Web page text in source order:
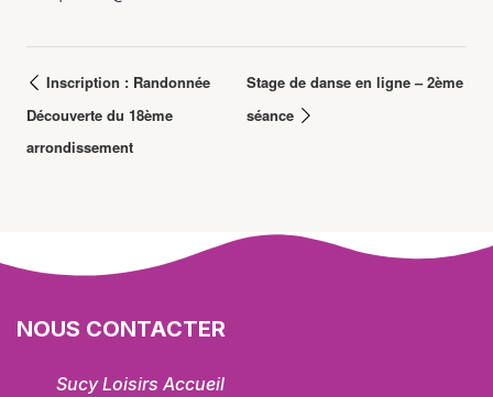
Inscription : Randonnée
Découverte du 18ème
arrondissement
Stage de danse en ligne – 2ème
séance
NOUS CONTACTER
Sucy Loisirs Accueil